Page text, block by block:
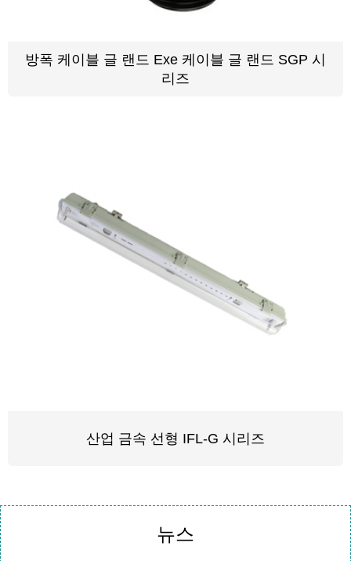
방폭 케이블 글 랜드 Exe 케이블 글 랜드 SGP 시
리즈
산업 금속 선형 IFL-G 시리즈
뉴스